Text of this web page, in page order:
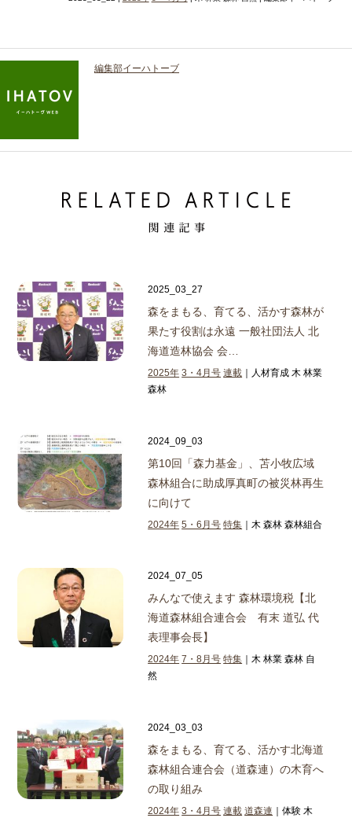
編集部イーハトーブ
2025_03_27
森をまもる、育てる、活かす森林が
果たす役割は永遠 一般社団法人 北
海道造林協会 会…
2025年 3・4月号 連載 ｜人材育成 木 林業
森林
2024_09_03
第10回「森力基金」、苫小牧広域
森林組合に助成厚真町の被災林再生
に向けて
2024年 5・6月号 特集 ｜木 森林 森林組合
2024_07_05
みんなで使えます 森林環境税 【北
海道森林組合連合会 有末 道弘 代
表理事会長】
2024年 7・8月号 特集 ｜木 林業 森林 自
然
2024_03_03
森をまもる、育てる、活かす北海道
森林組合連合会（道森連）の木育へ
の取り組み
2024年 3・4月号 連載 道森連 ｜体験 木